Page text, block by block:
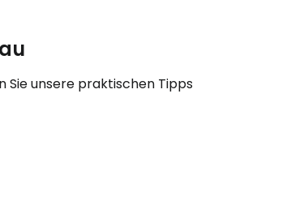
Sie unsere praktischen Tipps